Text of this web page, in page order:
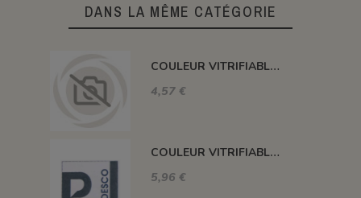
DANS LA MÊME CATÉGORIE
COULEUR VITRIFIABLE DÉCOR SANS PLOMB JAUNE VA105
4,57 €
COULEUR VITRIFIABLE DÉCOR SANS PLOMB GRIS VA116
5,96 €